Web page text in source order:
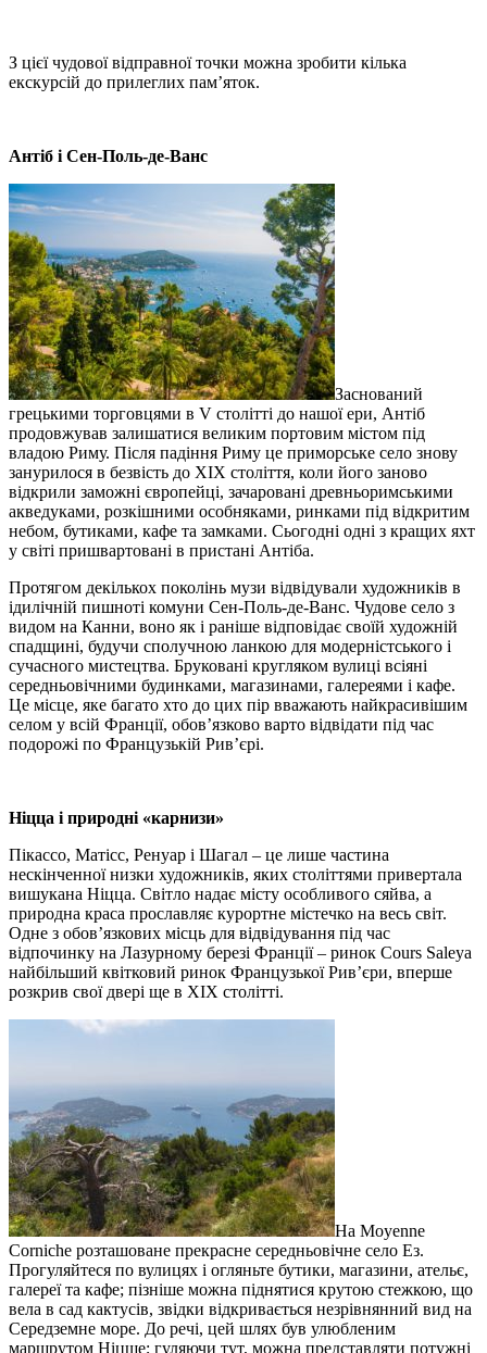
З цієї чудової відправної точки можна зробити кілька
екскурсій до прилеглих пам’яток.
Антіб і Сен-Поль-де-Ванс
Заснований
грецькими торговцями в V столітті до нашої ери, Антіб
продовжував залишатися великим портовим містом під
владою Риму. Після падіння Риму це приморське село знову
занурилося в безвість до XIX століття, коли його заново
відкрили заможні європейці, зачаровані древньоримськими
акведуками, розкішними особняками, ринками під відкритим
небом, бутиками, кафе та замками. Сьогодні одні з кращих яхт
у світі пришвартовані в пристані Антіба.
Протягом декількох поколінь музи відвідували художників в
ідилічній пишноті комуни Сен-Поль-де-Ванс. Чудове село з
видом на Канни, воно як і раніше відповідає своїй художній
спадщині, будучи сполучною ланкою для модерністського і
сучасного мистецтва. Бруковані кругляком вулиці всіяні
середньовічними будинками, магазинами, галереями і кафе.
Це місце, яке багато хто до цих пір вважають найкрасивішим
селом у всій Франції, обов’язково варто відвідати під час
подорожі по Французькій Рив’єрі.
Ніцца і природні «карнизи»
Пікассо, Матісс, Ренуар і Шагал – це лише частина
нескінченної низки художників, яких століттями привертала
вишукана Ніцца. Світло надає місту особливого ​​сяйва, а
природна краса прославляє курортне містечко на весь світ.
Одне з обов’язкових місць для відвідування під час
відпочинку на Лазурному березі Франції – ринок Cours Saleya
найбільший квітковий ринок Французької Рив’єри, вперше
розкрив свої двері ще в XIX столітті.
На Moyenne
Corniche розташоване прекрасне середньовічне село Ез.
Прогуляйтеся по вулицях і огляньте бутики, магазини, ательє,
галереї та кафе; пізніше можна піднятися крутою стежкою, що
вела в сад кактусів, звідки відкривається незрівнянний вид на
Середземне море. До речі, цей шлях був улюбленим
маршрутом Ніцше; гуляючи тут, можна представляти потужні